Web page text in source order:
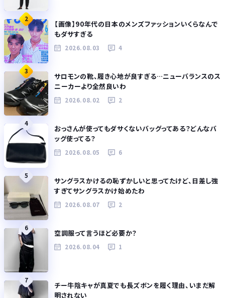
2
【画像】90年代の日本のメンズファッションいくらなんで
もダサすぎる
2026.08.03 4
3
サロモンの靴、履き心地が良すぎる…ニューバランスのス
ニーカーより全然良いわ
2026.08.02 2
4
おっさんが使ってもダサくないバッグってある？どんなバ
ッグ使ってる？
2026.08.05 6
5
サングラスかけるの恥ずかしいと思ってたけど、日差し強
すぎてサングラスかけ始めたわ
2026.08.07 2
6
空調服って言うほど必要か？
2026.08.04 1
7
チー牛陰キャが真夏でも長ズボンを履く理由、いまだ解
明されない